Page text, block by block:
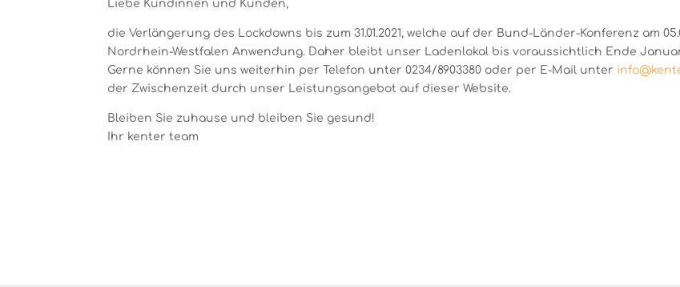
Liebe Kundinnen und Kunden,
die Verlängerung des Lockdowns bis zum 31.01.2021, welche auf der Bund-Länder-Konferenz am
Nordrhein-Westfalen Anwendung. Daher bleibt unser Ladenlokal bis voraussichtlich Ende
Gerne können Sie uns weiterhin per Telefon unter 0234/8903380 oder per E-Mail unter
der Zwischenzeit durch unser Leistungsangebot auf dieser Website.
Bleiben Sie zuhause und bleiben Sie gesund!
Ihr kenter team